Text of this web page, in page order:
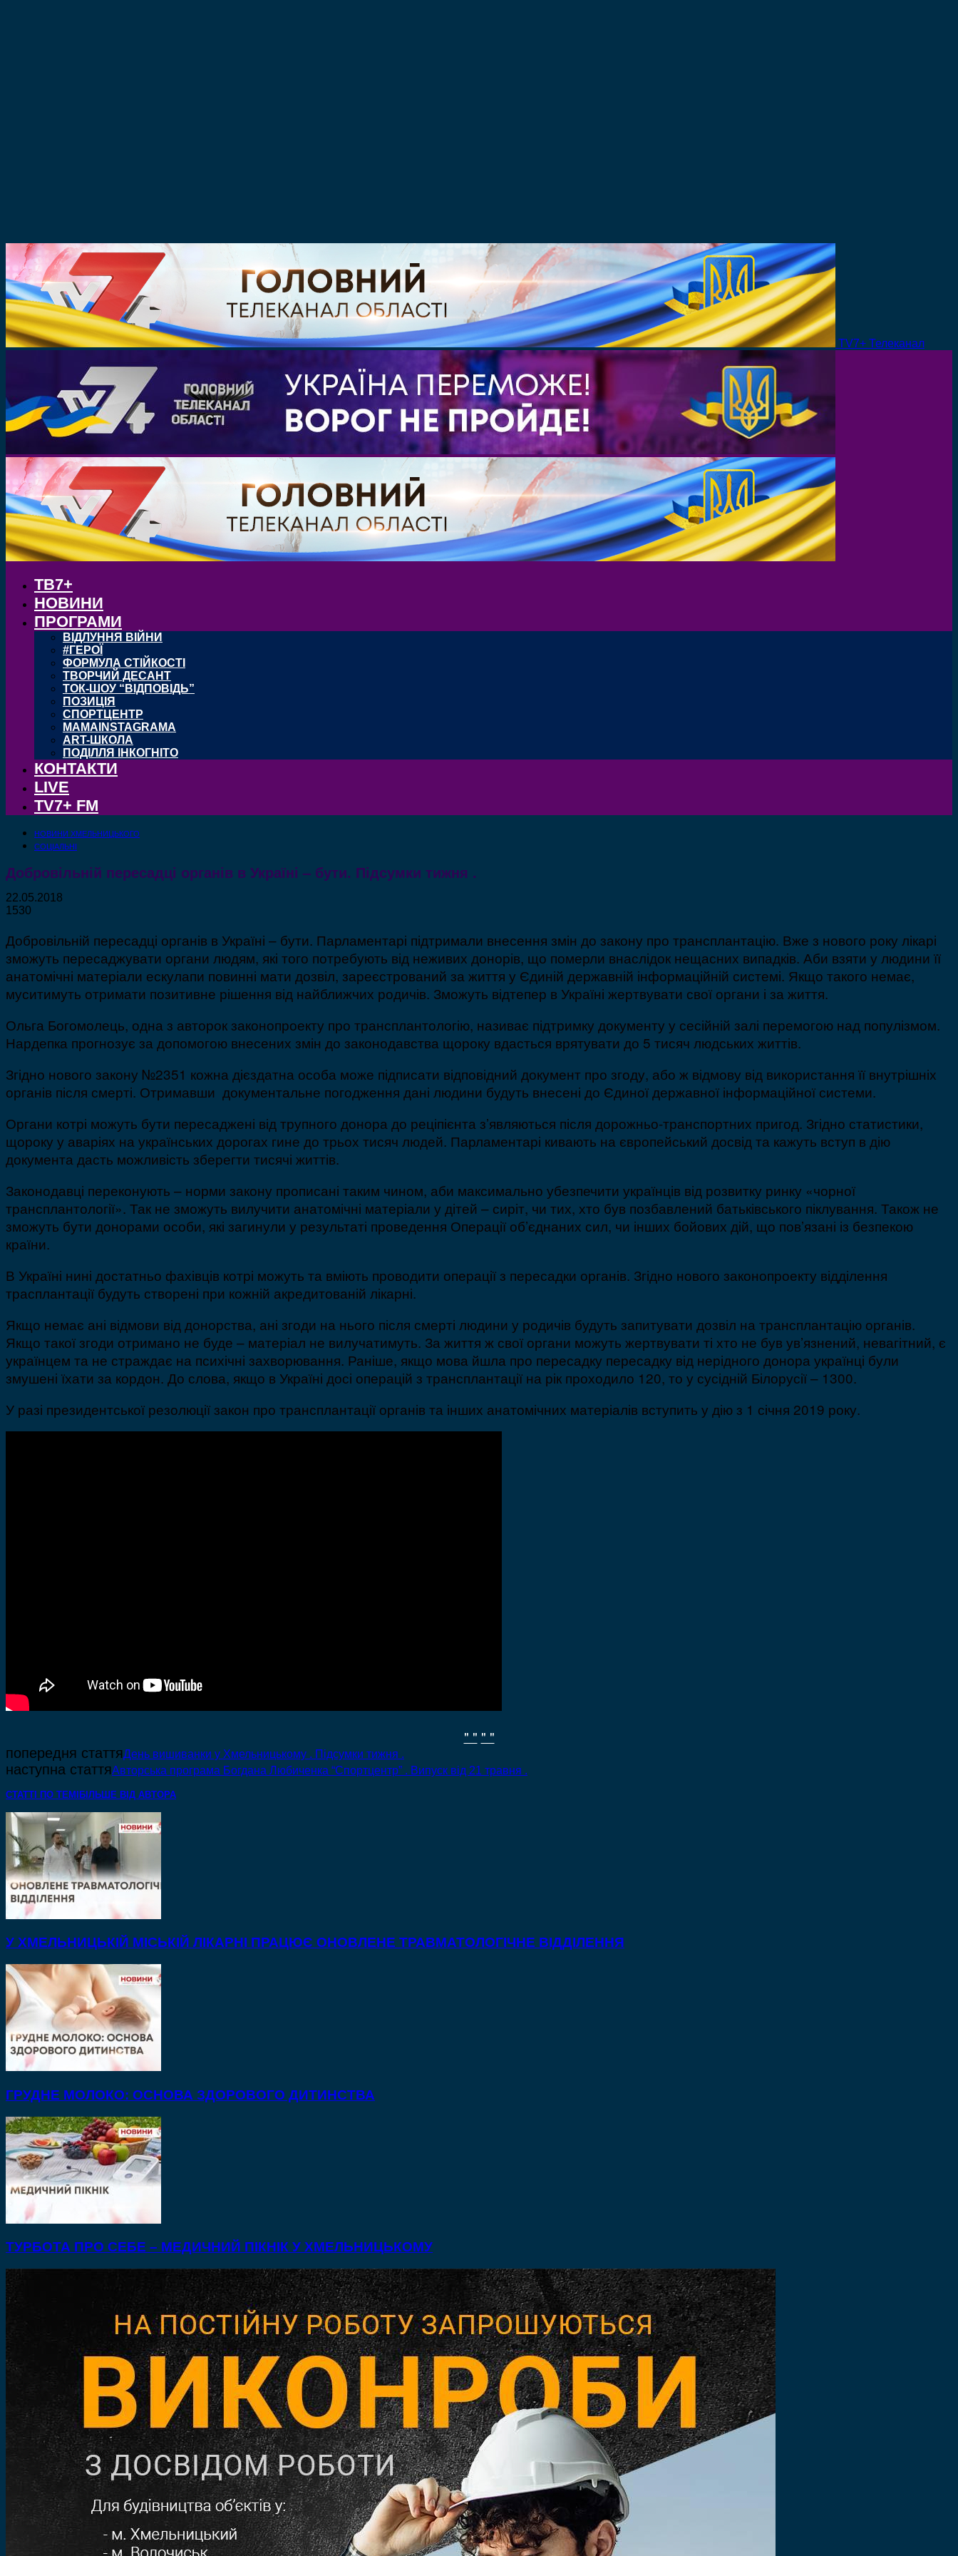
TV7+ Телеканал
ТВ7+
НОВИНИ
ПРОГРАМИ
ВІДЛУННЯ ВІЙНИ
#ГЕРОЇ
ФОРМУЛА СТІЙКОСТІ
ТВОРЧИЙ ДЕСАНТ
ТОК-ШОУ “ВІДПОВІДЬ”
ПОЗИЦІЯ
СПОРТЦЕНТР
MAMAINSTAGRAMA
ART-ШКОЛА
ПОДІЛЛЯ ІНКОГНІТО
КОНТАКТИ
LIVE
TV7+ FM
НОВИНИ ХМЕЛЬНИЦЬКОГО
СОЦІАЛЬНІ
Добровільній пересадці органів в Україні – бути. Підсумки тижня .
22.05.2018
1530
Добровільній пересадці органів в Україні – бути. Парламентарі підтримали внесення змін до закону про трансплантацію. Вже з нового року лікарі
зможуть пересаджувати органи людям, які того потребують від неживих донорів, що померли внаслідок нещасних випадків. Аби взяти у людини її
анатомічні матеріали ескулапи повинні мати дозвіл, зареєстрований за життя у Єдиній державній інформаційній системі. Якщо такого немає,
муситимуть отримати позитивне рішення від найближчих родичів. Зможуть відтепер в Україні жертвувати свої органи і за життя.
Ольга Богомолець, одна з авторок законопроекту про трансплантологію, називає підтримку документу у сесійній залі перемогою над популізмом.
Нардепка прогнозує за допомогою внесених змін до законодавства щороку вдасться врятувати до 5 тисяч людських життів.
Згідно нового закону №2351 кожна дієздатна особа може підписати відповідний документ про згоду, або ж відмову від використання її внутрішніх
органів після смерті. Отримавши документальне погодження дані людини будуть внесені до Єдиної державної інформаційної системи.
Органи котрі можуть бути пересаджені від трупного донора до реціпієнта з’являються після дорожньо-транспортних пригод. Згідно статистики,
щороку у аваріях на українських дорогах гине до трьох тисяч людей. Парламентарі кивають на європейський досвід та кажуть вступ в дію
документа дасть можливість зберегти тисячі життів.
Законодавці переконують – норми закону прописані таким чином, аби максимально убезпечити українців від розвитку ринку «чорної
трансплантології». Так не зможуть вилучити анатомічні матеріали у дітей – сиріт, чи тих, хто був позбавлений батьківського піклування. Також не
зможуть бути донорами особи, які загинули у результаті проведення Операції об’єднаних сил, чи інших бойових дій, що пов’язані із безпекою
країни.
В Україні нині достатньо фахівців котрі можуть та вміють проводити операції з пересадки органів. Згідно нового законопроекту відділення
трасплантації будуть створені при кожній акредитованій лікарні.
Якщо немає ані відмови від донорства, ані згоди на нього після смерті людини у родичів будуть запитувати дозвіл на трансплантацію органів.
Якщо такої згоди отримано не буде – матеріал не вилучатимуть. За життя ж свої органи можуть жертвувати ті хто не був ув’язнений, невагітний, є
українцем та не страждає на психічні захворювання. Раніше, якщо мова йшла про пересадку пересадку від нерідного донора українці були
змушені їхати за кордон. До слова, якщо в Україні досі операцій з трансплантації на рік проходило 120, то у сусідній Білорусії – 1300.
У разі президентської резолюції закон про трансплантації органів та інших анатомічних матеріалів вступить у дію з 1 січня 2019 року.
" " " "
попередня статтяДень вишиванки у Хмельницькому . Підсумки тижня .
наступна статтяАвторська програма Богдана Любиченка “Спортцентр” . Випуск від 21 травня .
СТАТТІ ПО ТЕМІ БІЛЬШЕ ВІД АВТОРА
У ХМЕЛЬНИЦЬКІЙ МІСЬКІЙ ЛІКАРНІ ПРАЦЮЄ ОНОВЛЕНЕ ТРАВМАТОЛОГІЧНЕ ВІДДІЛЕННЯ
ГРУДНЕ МОЛОКО: ОСНОВА ЗДОРОВОГО ДИТИНСТВА
ТУРБОТА ПРО СЕБЕ – МЕДИЧНИЙ ПІКНІК У ХМЕЛЬНИЦЬКОМУ